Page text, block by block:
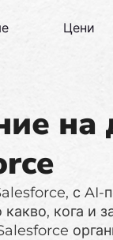
Цени
на
с AI-
кога и